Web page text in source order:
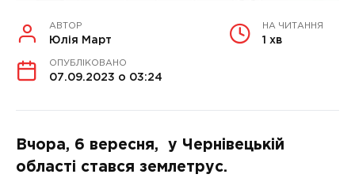
АВТОР
Юлія Март
НА ЧИТАННЯ
1 хв
ОПУБЛІКОВАНО
07.09.2023 о 03:24
Вчора, 6 вересня, у Чернівецькій
області стався землетрус.